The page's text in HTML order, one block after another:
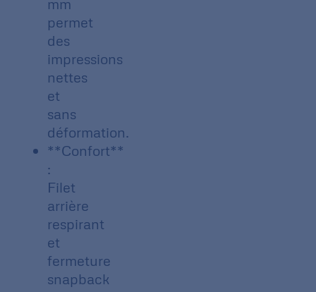
mm
permet
des
impressions
nettes
et
sans
déformation.
**Confort**
:
Filet
arrière
respirant
et
fermeture
snapback